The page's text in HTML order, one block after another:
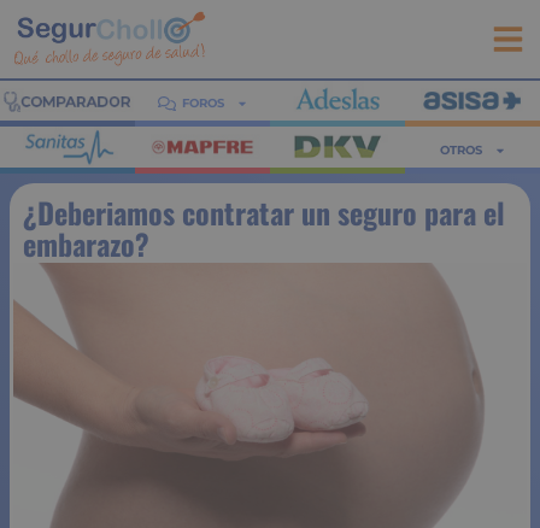
FOROS
OTROS
¿Deberiamos contratar un seguro para el
embarazo?